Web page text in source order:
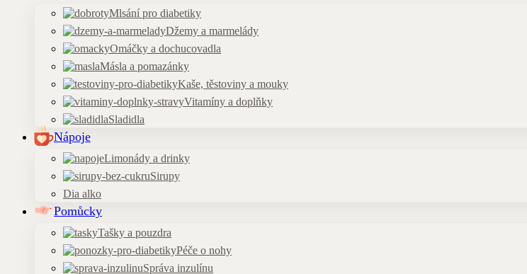
Mlsání pro diabetiky
Džemy a marmelády
Omáčky a dochucovadla
Másla a pomazánky
Kaše, těstoviny a mouky
Vitamíny a doplňky
Sladidla
Nápoje
Limonády a drinky
Sirupy
Dia alko
Pomůcky
Tašky a pouzdra
Péče o nohy
Správa inzulínu